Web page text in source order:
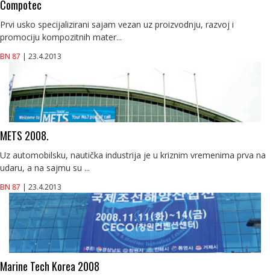
Compotec
Prvi usko specijalizirani sajam vezan uz proizvodnju, razvoj i
promociju kompozitnih mater...
BN 87 | 23.4.2013
METS 2008.
Uz automobilsku, nautička industrija je u kriznim vremenima prva na
udaru, a na sajmu su ...
BN 87 | 23.4.2013
Marine Tech Korea 2008